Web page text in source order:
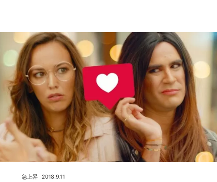
2018.9.11
急上昇